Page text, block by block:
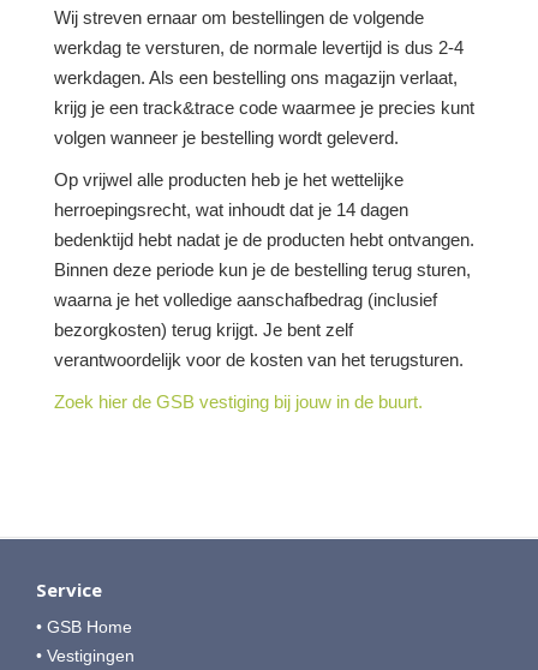
Wij streven ernaar om bestellingen de volgende
werkdag te versturen, de normale levertijd is dus 2-4
werkdagen. Als een bestelling ons magazijn verlaat,
krijg je een track&trace code waarmee je precies kunt
volgen wanneer je bestelling wordt geleverd.
Op vrijwel alle producten heb je het wettelijke
herroepingsrecht, wat inhoudt dat je 14 dagen
bedenktijd hebt nadat je de producten hebt ontvangen.
Binnen deze periode kun je de bestelling terug sturen,
waarna je het volledige aanschafbedrag (inclusief
bezorgkosten) terug krijgt. Je bent zelf
verantwoordelijk voor de kosten van het terugsturen.
Zoek hier de GSB vestiging bij jouw in de buurt.
Service
• GSB Home
• Vestigingen